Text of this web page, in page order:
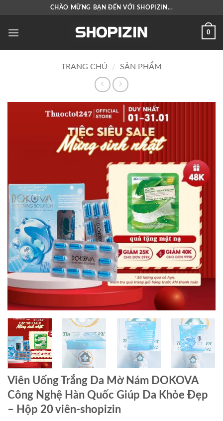
nội
CHÀO MỪNG BẠN ĐẾN VỚI SHOPIZIN...
0
TRANG CHỦ / SẢN PHẨM
Viên Uống Trắng Da Mờ Nám DOKOVA
Công Nghệ Hàn Quốc Giúp Da Khỏe Đẹp
– Hộp 20 viên-shopizin